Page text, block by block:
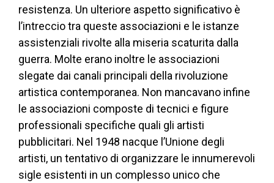
resistenza. Un ulteriore aspetto significativo è
l’intreccio tra queste associazioni e le istanze
assistenziali rivolte alla miseria scaturita dalla
guerra. Molte erano inoltre le associazioni
slegate dai canali principali della rivoluzione
artistica contemporanea. Non mancavano infine
le associazioni composte di tecnici e figure
professionali specifiche quali gli artisti
pubblicitari. Nel 1948 nacque l’Unione degli
artisti, un tentativo di organizzare le innumerevoli
sigle esistenti in un complesso unico che